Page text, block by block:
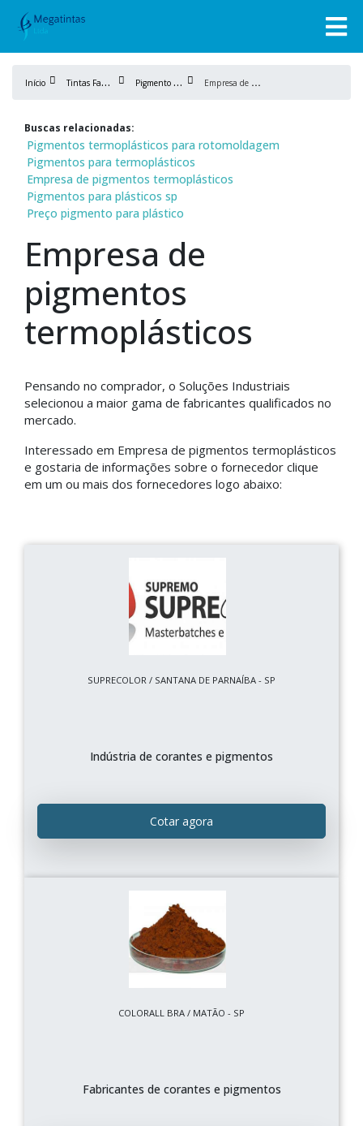
Início T
intas Fabricação P
igmento para plástico E
mpresa de pigmentos termoplásticos
Buscas relacionadas:
Pigmentos termoplásticos para rotomoldagem
Pigmentos para termoplásticos
Empresa de pigmentos termoplásticos
Pigmentos para plásticos sp
Preço pigmento para plástico
Empresa de
pigmentos
termoplásticos
Pensando no comprador, o Soluções Industriais
selecionou a maior gama de fabricantes qualificados no
mercado.
Interessado em Empresa de pigmentos termoplásticos
e gostaria de informações sobre o fornecedor clique
em um ou mais dos fornecedores logo abaixo:
SUPRECOLOR / SANTANA DE PARNAÍBA - SP
Indústria de corantes e pigmentos
Cotar agora
COLORALL BRA / MATÃO - SP
Fabricantes de corantes e pigmentos